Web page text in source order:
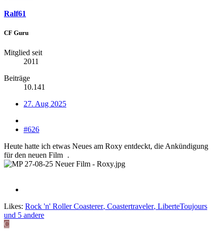
Ralf61
CF Guru
Mitglied seit
2011
Beiträge
10.141
27. Aug 2025
#626
Heute hatte ich etwas Neues am Roxy entdeckt, die Ankündigung
für den neuen Film .
Likes: Rock 'n' Roller Coasterer, Coastertraveler, LiberteToujours
und 5 andere
C